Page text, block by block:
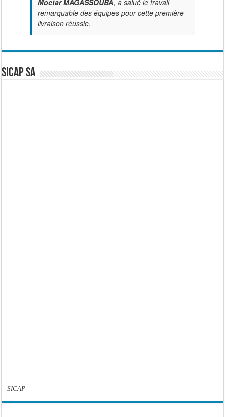
Moctar MAGASSOUBA, a salué le travail
remarquable des équipes pour cette première
livraison réussie.
SICAP SA
SICAP